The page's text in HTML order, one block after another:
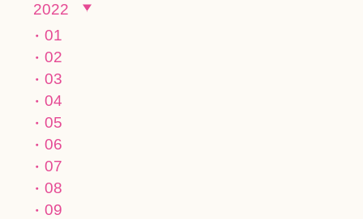
2022
01
02
03
04
05
06
07
08
09